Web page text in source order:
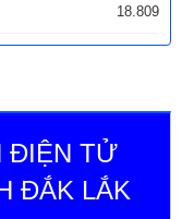
18.809
ĐIỆN TỬ
ĐẮK LẮK